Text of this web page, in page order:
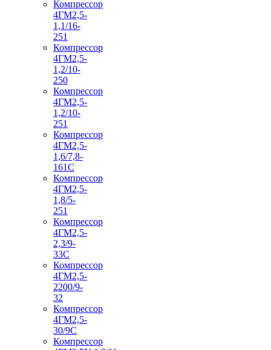
Компрессор
4ГМ2,5-
1,1/16-
251
Компрессор
4ГМ2,5-
1,2/10-
250
Компрессор
4ГМ2,5-
1,2/10-
251
Компрессор
4ГМ2,5-
1,6/7,8-
161С
Компрессор
4ГМ2,5-
1,8/5-
251
Компрессор
4ГМ2,5-
2,3/9-
33С
Компрессор
4ГМ2,5-
2200/9-
32
Компрессор
4ГМ2,5-
30/9С
Компрессор